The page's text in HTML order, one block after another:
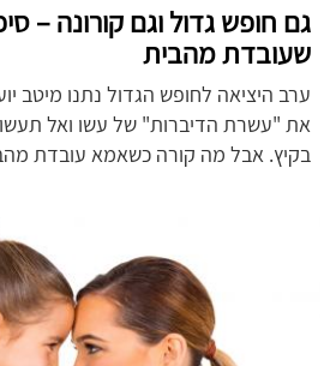
גם חופש גדול וגם קורונה –
שעובדת מהבית
ערב היציאה לחופש הגדול נתנו מיטב
את "עשרת הדיברות" של עשו ואל
בקיץ. אבל מה קורה כשאמא עובדת